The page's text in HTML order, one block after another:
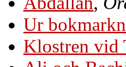
Ur
Klostren vid